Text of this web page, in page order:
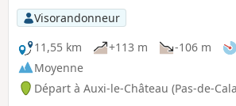
Visorandonneur
11,55 km
+113 m -106 m
Moyenne
Départ à Auxi-le-Château (Pas-de-